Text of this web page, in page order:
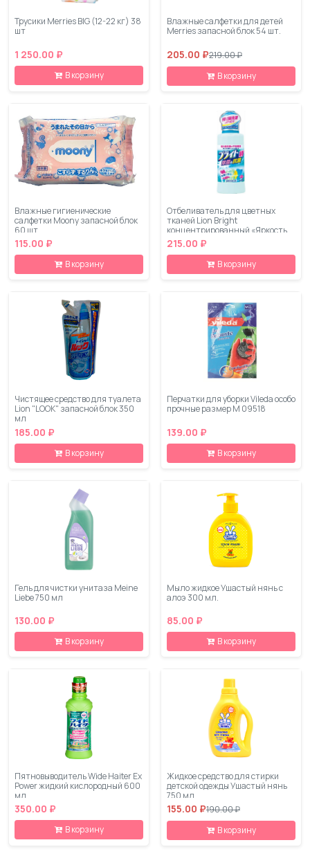
Трусики Merries BIG (12-22 кг) 38
шт
1 250.00 ₽
В корзину
Влажные салфетки для детей
Merries запасной блок 54 шт.
205.00 ₽219.00 ₽
В корзину
Влажные гигиенические
салфетки Moony запасной блок
60 шт
115.00 ₽
В корзину
Отбеливатель для цветных
тканей Lion Bright
концентрированный «Яркость
+» флакон-дозатор 600 мл.
215.00 ₽
В корзину
Чистящее средство для туалета
Lion "LOOK" запасной блок 350
мл
185.00 ₽
В корзину
Перчатки для уборки Vileda особо
прочные размер M 09518
139.00 ₽
В корзину
Гель для чистки унитаза Meine
Liebe 750 мл
130.00 ₽
В корзину
Мыло жидкое Ушастый нянь с
алоэ 300 мл.
85.00 ₽
В корзину
Пятновыводитель Wide Haiter Ex
Power жидкий кислородный 600
мл
350.00 ₽
В корзину
Жидкое средство для стирки
детской одежды Ушастый нянь
750 мл
155.00 ₽190.00 ₽
В корзину